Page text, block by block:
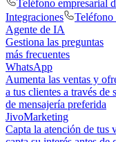
Teléfono empresarial
Integraciones
Teléfono
Agente de IA
Gestiona las preguntas
más frecuentes
WhatsApp
Aumenta las ventas y
a tus clientes a través de
de mensajería preferida
JivoMarketing
Capta la atención de tus